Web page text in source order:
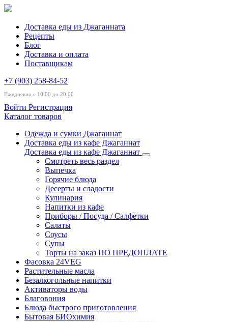
Доставка еды из Джаганната
Рецепты
Блог
Доставка и оплата
Поставщикам
+7 (903) 258-84-52
Ежедневно с 10:00 до 20:00
Войти Регистрация
Каталог товаров
Одежда и сумки Джаганнат
Доставка еды из кафе Джаганнат
Доставка еды из кафе Джаганнат
Смотреть весь раздел
Выпечка
Горячие блюда
Десерты и сладости
Кулинария
Напитки из кафе
Приборы / Посуда / Салфетки
Салаты
Соусы
Супы
Торты на заказ ПО ПРЕДОПЛАТЕ
Фасовка 24VEG
Растительные масла
Безалкогольные напитки
Активаторы воды
Благовония
Блюда быстрого приготовления
Бытовая БИОхимия